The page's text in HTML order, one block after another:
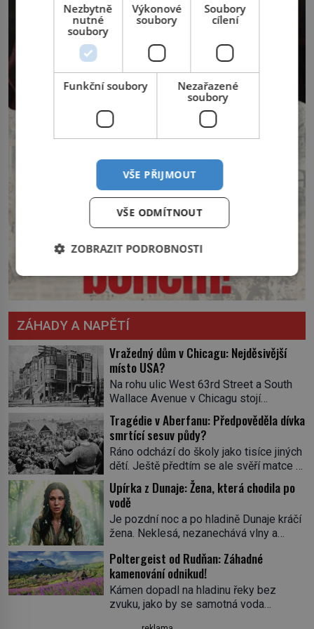
ZÁHADY A NAPĚTÍ
Vražedný dům v Chicagu: Nejděsivější
místo USA?
Na rohu ulic West 63rd Street a South
Wallace Avenue v Chicagu stojí
nenápadná pošta. Nemá žádný speciální
nápis ani pamětní desku. A přesto prý
místní zaměstnanci neradi chodí do
sklepa. Právě tady totiž sídlil sériový
vrah H. H. Holmes a také
nejpropracovanější past na lidi
v dějinách americké kriminalistiky.
Herman Webster Mudgett (1861–1896)
přijíždí […]
Tragédie v Aberfanu: Předpověděla dívka
smrtící sesuv půdy?
Ráno odchází do školy jako tisíce jiných
dětí. Ještě předtím se ale svěří matce s
podivným snem. Ve škole, kterou dobře
zná, tentokrát nevidí budovu ani
spolužáky. Místo nich se před ní tyčí
cosi temného. O několik hodin později je
mrtvá. Mohla devítiletá Zahlédla vlastní
osud? Dne 21. října 1966 se velšská
vesnice Aberfan […]
Upírka z Dunaje: Žena, která chodila po
vodě
Je pozdní noc a po hladině Dunaje kráčí
žena. Neklesá, nezanechává vlny a
pod ní byla dlažbou. Muž, který ji z
břehu pozoruje, ji údajně poznává, jenže
Ruža Vlajna má být v tu chvíli mrtvá celé
století. Vesnice Kisiljevo v
Poltergeist od Rudňan: Záhadné
kamenování odnikud!
Kámen dopadl na hladinu řeky bez
zvuku, jako by se samotná voda
Nezbytně
nutné
soubory
Výkonové
soubory
Soubory
cílení
Funkční soubory
Nezařazené
soubory
VŠE PŘIJMOUT
VŠE ODMÍTNOUT
ZOBRAZIT PODROBNOSTI